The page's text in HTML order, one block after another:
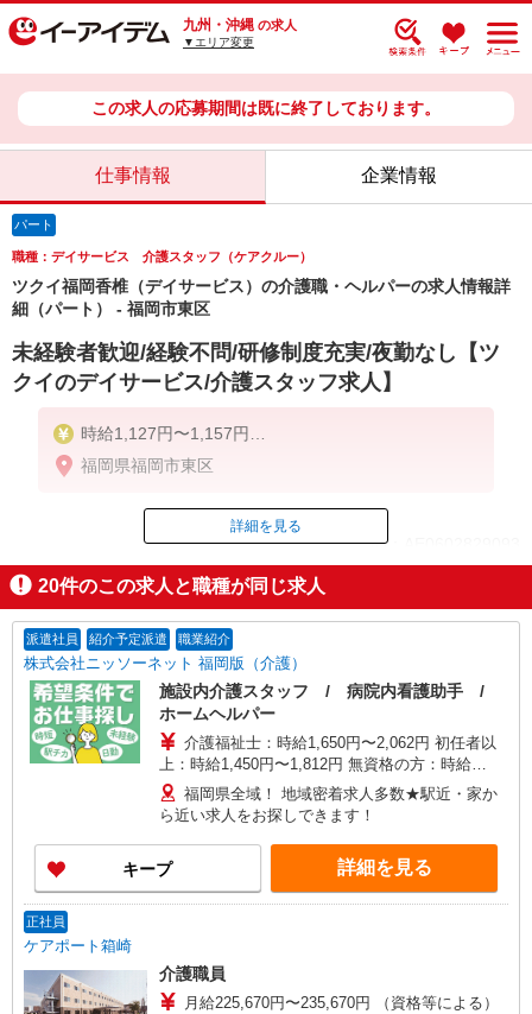
九州・沖縄 の求人
▼エリア変更
この求人の応募期間は既に終了しております。
仕事情報 企業情報
パート
職種：デイサービス 介護スタッフ（ケアクルー）
ツクイ福岡香椎（デイサービス）の介護職・ヘルパーの求人情報詳
細（パート） - 福岡市東区
未経験者歓迎/経験不問/研修制度充実/夜勤なし【ツ
クイのデイサービス/介護スタッフ求人】
時給1,127円〜1,157円
★土日祝日は時給100円アップ！
福岡県福岡市東区
ID：AE0602829093
掲載期間終了
詳細を見る
20件のこの求人と職種が同じ求人
派遣社員 紹介予定派遣 職業紹介
株式会社ニッソーネット 福岡版（介護）
施設内介護スタッフ / 病院内看護助手 /
ホームヘルパー
介護福祉士：時給1,650円〜2,062円 初任者以
上：時給1,450円〜1,812円 無資格の方：時給
1,350円〜1,687円 ※給与幅は勤務先による +交通
費、諸手当（勤務先による） +0円で介護資格が取
れる （別途規定） ★給与日払い制度あり！
福岡県全域！ 地域密着求人多数★駅近・家か
ら近い求人をお探しできます！
キープ 詳細を見る
正社員
ケアポート箱崎
介護職員
月給225,670円〜235,670円 （資格等による）